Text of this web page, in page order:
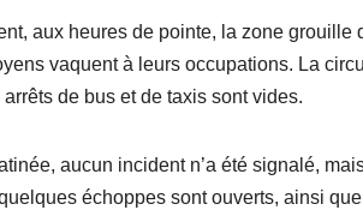
aux heures de pointe, la zone grouille
vaquent à leurs occupations. La
de bus et de taxis sont vides.
aucun incident n’a été signalé,
échoppes sont ouverts, ainsi